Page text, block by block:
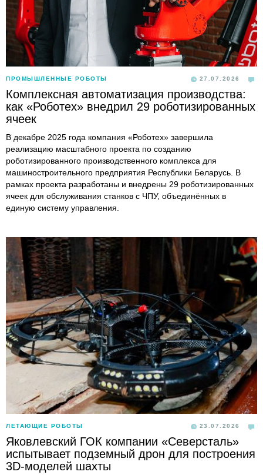
ПРОМЫШЛЕННЫЕ РОБОТЫ 27.07.2026
Комплексная автоматизация производства:
как «Роботех» внедрил 29 роботизированных
ячеек
В декабре 2025 года компания «Роботех» завершила
реализацию масштабного проекта по созданию
роботизированного производственного комплекса для
машиностроительного предприятия Республики Беларусь. В
рамках проекта разработаны и внедрены 29 роботизированных
ячеек для обслуживания станков с ЧПУ, объединённых в
единую систему управления.
ЛЕТАЮЩИЕ РОБОТЫ 23.07.2026
Яковлевский ГОК компании «Северсталь»
испытывает подземный дрон для построения
3D-моделей шахты